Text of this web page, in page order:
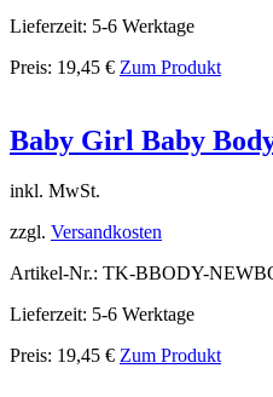
Lieferzeit: 5-6 Werktage
Preis: 19,45 € Zum Produkt
Baby Girl Baby
inkl. MwSt.
zzgl. Versandkosten
Artikel-Nr.: TK-BBODY-
Lieferzeit: 5-6 Werktage
Preis: 19,45 € Zum Produkt